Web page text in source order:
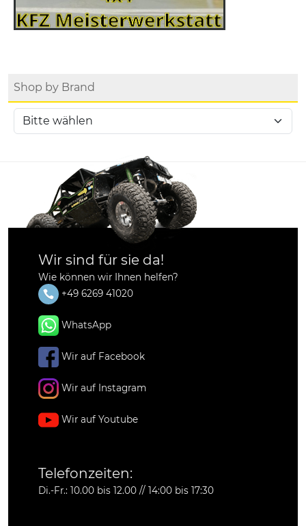
Shop by Brand
Wir sind für sie da!
Wie können wir Ihnen helfen?
+49 6269 41020
WhatsApp
Wir auf Facebook
Wir auf Instagram
Wir auf Youtube
Telefonzeiten:
Di.-Fr.: 10.00 bis 12.00 // 14:00 bis 17:30